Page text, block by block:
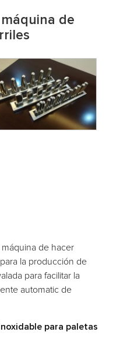
de
de hacer
la producción de
para facilitar la
automatic de
para paletas